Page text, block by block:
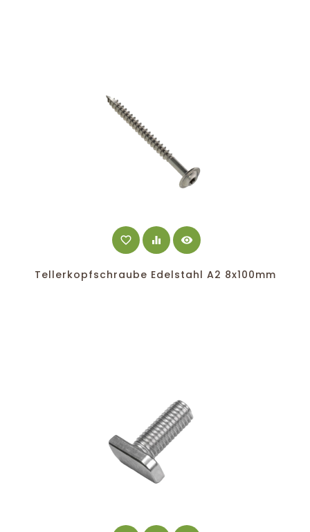
favorite_border equalizer visibility
Tellerkopfschraube Edelstahl A2 8x100mm